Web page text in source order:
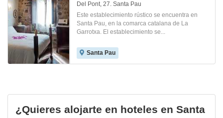
Del Pont, 27. Santa Pau
Este establecimiento rústico se encuentra en
Santa Pau, en la comarca catalana de La
Garrotxa. El establecimiento se...
Santa Pau
¿Quieres alojarte en hoteles en Santa